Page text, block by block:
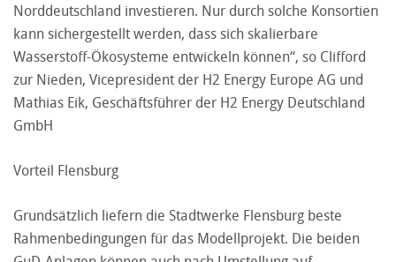
Norddeutschland investieren. Nur durch solche Konsortien
kann sichergestellt werden, dass sich skalierbare
Wasserstoff-Ökosysteme entwickeln können“, so Clifford
zur Nieden, Vicepresident der H2 Energy Europe AG und
Mathias Eik, Geschäftsführer der H2 Energy Deutschland
GmbH
Vorteil Flensburg
Grundsätzlich liefern die Stadtwerke Flensburg beste
Rahmenbedingungen für das Modellprojekt. Die beiden